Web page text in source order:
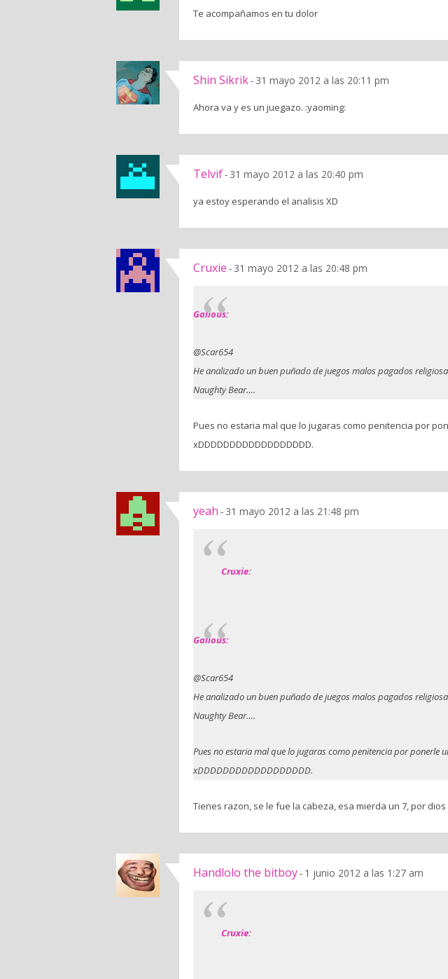
Te acompañamos en tu dolor
Shin Sikrik- 31 mayo 2012 a las 20:11 pm
Ahora va y es un juegazo. :yaoming:
Telvif- 31 mayo 2012 a las 20:40 pm
ya estoy esperando el analisis XD
Cruxie - 31 mayo 2012 a las 20:48 pm
Galious:
@Scar654
He analizado un buen puñado de juegos malos pagados
Naughty Bear….
Pues no estaria mal que lo jugaras como penitencia por
xDDDDDDDDDDDDDDDDDD.
yeah - 31 mayo 2012 a las 21:48 pm
Cruxie:
Galious:
@Scar654
He analizado un buen puñado de juegos malos pagados
Naughty Bear….
Pues no estaria mal que lo jugaras como penitencia por ponerle
xDDDDDDDDDDDDDDDDDD.
Tienes razon, se le fue la cabeza, esa mierda un 7, por dios
Handlolo the bitboy- 1 junio 2012 a las 1:27 am
Cruxie: